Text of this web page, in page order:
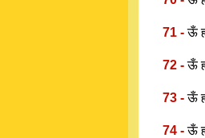
71 -ऊँ
72 -ऊँ
73 -ऊँ
74 -ऊँ